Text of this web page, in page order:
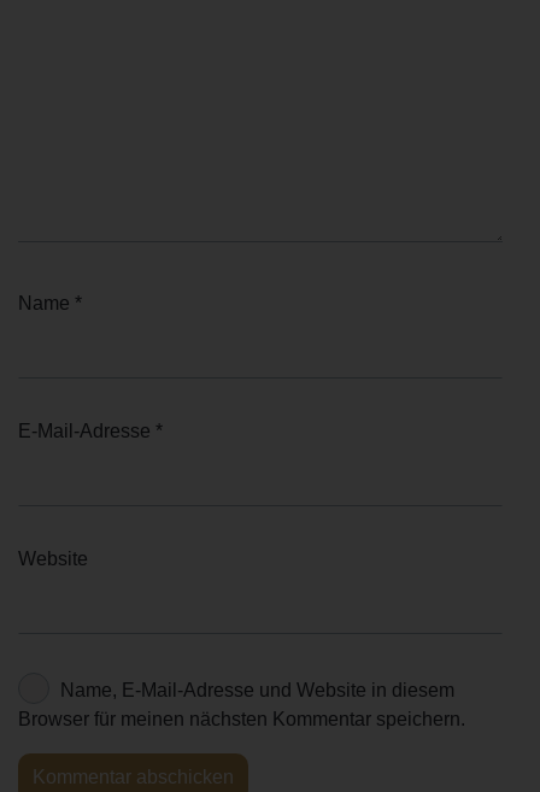
Name *
E-Mail-Adresse *
Website
Name, E-Mail-Adresse und Website in diesem
Browser für meinen nächsten Kommentar speichern.